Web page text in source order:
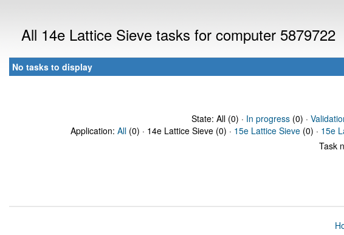
All 14e Lattice Sieve tasks for computer 5879722
No tasks to display
State: All (0) · In progress(0) ·
Application: All (0) · 14e Lattice Sieve (0) · 15e Lattice Sieve (0) · 15e
Task